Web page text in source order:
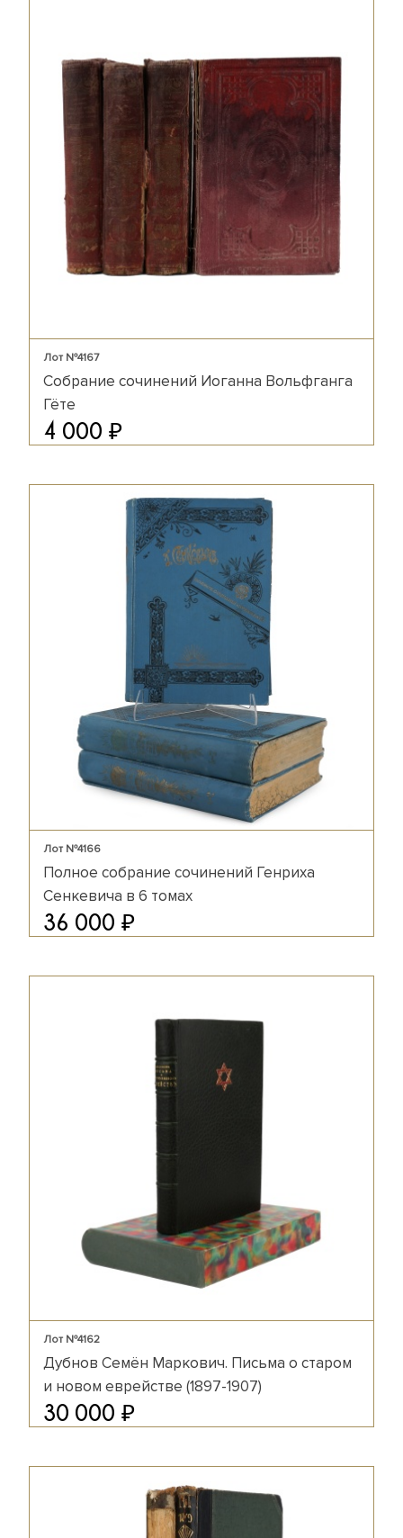
Лот №4167
Собрание сочинений Иоганна Вольфганга
Гёте
4 000 ₽
Лот №4166
Полное собрание сочинений Генриха
Сенкевича в 6 томах
36 000 ₽
Лот №4162
Дубнов Семён Маркович. Письма о старом
и новом еврействе (1897-1907)
30 000 ₽